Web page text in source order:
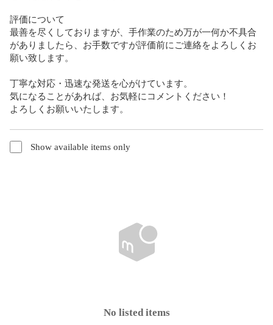
評価について
最善を尽くしておりますが、手作業のため万が一何か不具合
がありましたら、お手数ですが評価前にご連絡をよろしくお
願い致します。
​丁寧な対応・迅速な発送を心がけています。
気になることがあれば、お気軽にコメントください！
よろしくお願いいたします。
Show available items only
No listed items